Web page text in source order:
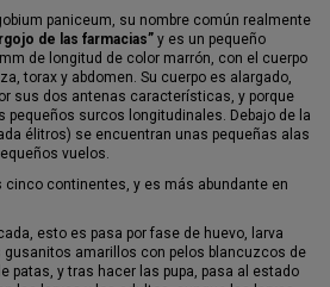
paniceum, su nombre común realmente
de las farmacias” y es un pequeño
de longitud de color marrón, con el cuerpo
torax y abdomen. Su cuerpo es alargado,
sus dos antenas características, y porque
pequeños surcos longitudinales. Debajo de la
élitros) se encuentran unas pequeñas alas
vuelos.
cinco continentes, y es más abundante en
esto es pasa por fase de huevo, larva
gusanitos amarillos con pelos blancuzcos de
patas, y tras hacer las pupa, pasa al estado